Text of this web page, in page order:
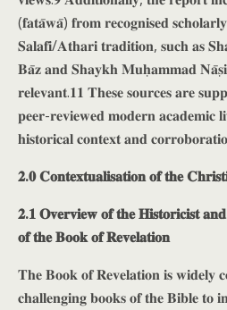
(𝐟𝐚𝐭𝐚̄𝐰𝐚̄) 𝐟𝐫𝐨𝐦 𝐫𝐞𝐜𝐨𝐠𝐧𝐢𝐬𝐞𝐝
𝐒𝐚𝐥𝐚𝐟𝐢/𝐀𝐭𝐡𝐚𝐫𝐢 𝐭𝐫𝐚𝐝𝐢𝐭𝐢𝐨𝐧, 𝐬𝐮𝐜𝐡 𝐚𝐬
𝐁𝐚̄𝐳 𝐚𝐧𝐝 𝐒𝐡𝐚𝐲𝐤𝐡 𝐌𝐮𝐡̣𝐚𝐦𝐦𝐚𝐝
𝐫𝐞𝐥𝐞𝐯𝐚𝐧𝐭.𝟏𝟏 𝐓𝐡𝐞𝐬𝐞 𝐬𝐨𝐮𝐫𝐜𝐞𝐬 𝐚𝐫𝐞
𝐩𝐞𝐞𝐫-𝐫𝐞𝐯𝐢𝐞𝐰𝐞𝐝 𝐦𝐨𝐝𝐞𝐫𝐧 𝐚𝐜𝐚𝐝𝐞𝐦𝐢𝐜
𝐡𝐢𝐬𝐭𝐨𝐫𝐢𝐜𝐚𝐥 𝐜𝐨𝐧𝐭𝐞𝐱𝐭 𝐚𝐧𝐝
𝟐.𝟎 𝐂𝐨𝐧𝐭𝐞𝐱𝐭𝐮𝐚𝐥𝐢𝐬𝐚𝐭𝐢𝐨𝐧 𝐨𝐟 𝐭𝐡𝐞
𝟐.𝟏 𝐎𝐯𝐞𝐫𝐯𝐢𝐞𝐰 𝐨𝐟 𝐭𝐡𝐞 𝐇𝐢𝐬𝐭𝐨𝐫𝐢𝐜𝐢𝐬𝐭
𝐨𝐟 𝐭𝐡𝐞 𝐁𝐨𝐨𝐤 𝐨𝐟 𝐑𝐞𝐯𝐞𝐥𝐚𝐭𝐢𝐨𝐧
𝐓𝐡𝐞 𝐁𝐨𝐨𝐤 𝐨𝐟 𝐑𝐞𝐯𝐞𝐥𝐚𝐭𝐢𝐨𝐧 𝐢𝐬 𝐰𝐢𝐝𝐞𝐥𝐲
𝐜𝐡𝐚𝐥𝐥𝐞𝐧𝐠𝐢𝐧𝐠 𝐛𝐨𝐨𝐤𝐬 𝐨𝐟 𝐭𝐡𝐞 𝐁𝐢𝐛𝐥𝐞 𝐭𝐨